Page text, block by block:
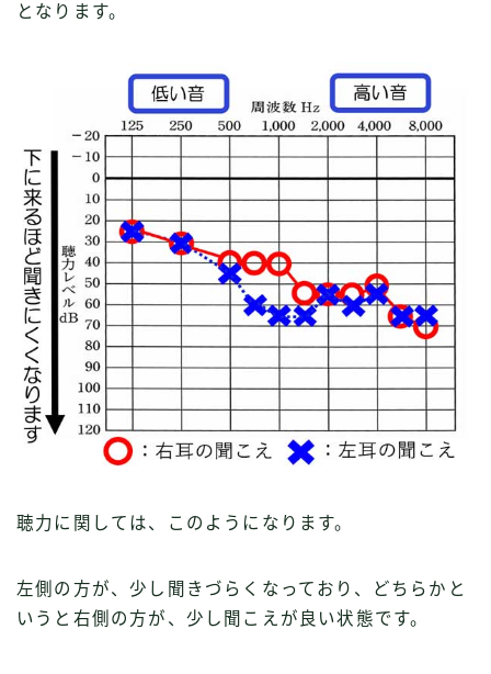
となります。
聴力に関しては、このようになります。
左側の方が、少し聞きづらくなっており、どちらかと
いうと右側の方が、少し聞こえが良い状態です。